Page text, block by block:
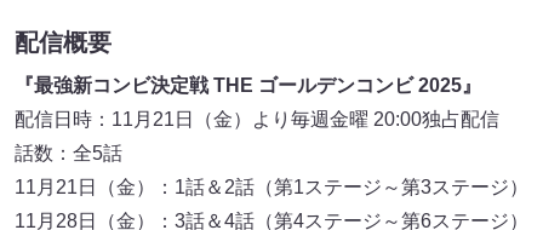
配信概要
『最強新コンビ決定戦 THE ゴールデンコンビ 2025』
配信日時：11月21日（金）より毎週金曜 20:00独占配信
話数：全5話
11月21日（金）：1話＆2話（第1ステージ～第3ステージ）
11月28日（金）：3話＆4話（第4ステージ～第6ステージ）